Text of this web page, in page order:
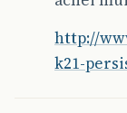
http://
k21-